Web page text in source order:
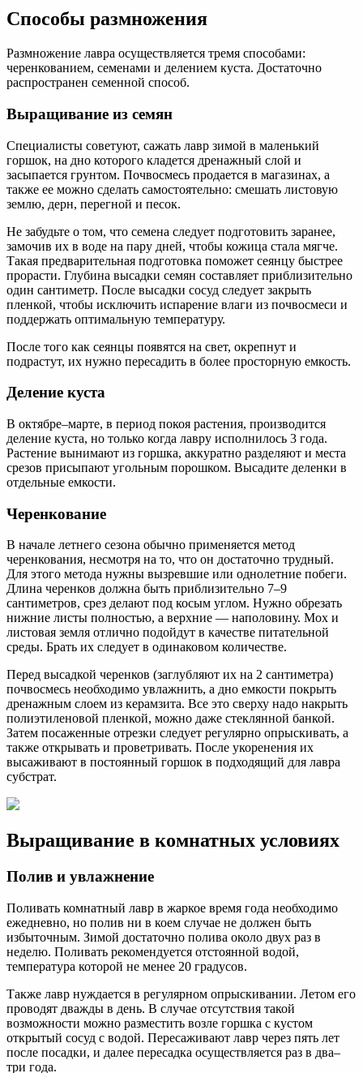
Способы размножения
Размножение лавра осуществляется тремя способами:
черенкованием, семенами и делением куста. Достаточно
распространен семенной способ.
Выращивание из семян
Специалисты советуют, сажать лавр зимой в маленький
горшок, на дно которого кладется дренажный слой и
засыпается грунтом. Почвосмесь продается в магазинах, а
также ее можно сделать самостоятельно: смешать листовую
землю, дерн, перегной и песок.
Не забудьте о том, что семена следует подготовить заранее,
замочив их в воде на пару дней, чтобы кожица стала мягче.
Такая предварительная подготовка поможет сеянцу быстрее
прорасти. Глубина высадки семян составляет приблизительно
один сантиметр. После высадки сосуд следует закрыть
пленкой, чтобы исключить испарение влаги из почвосмеси и
поддержать оптимальную температуру.
После того как сеянцы появятся на свет, окрепнут и
подрастут, их нужно пересадить в более просторную емкость.
Деление куста
В октябре–марте, в период покоя растения, производится
деление куста, но только когда лавру исполнилось 3 года.
Растение вынимают из горшка, аккуратно разделяют и места
срезов присыпают угольным порошком. Высадите деленки в
отдельные емкости.
Черенкование
В начале летнего сезона обычно применяется метод
черенкования, несмотря на то, что он достаточно трудный.
Для этого метода нужны вызревшие или однолетние побеги.
Длина черенков должна быть приблизительно 7–9
сантиметров, срез делают под косым углом. Нужно обрезать
нижние листы полностью, а верхние ― наполовину. Мох и
листовая земля отлично подойдут в качестве питательной
среды. Брать их следует в одинаковом количестве.
Перед высадкой черенков (заглубляют их на 2 сантиметра)
почвосмесь необходимо увлажнить, а дно емкости покрыть
дренажным слоем из керамзита. Все это сверху надо накрыть
полиэтиленовой пленкой, можно даже стеклянной банкой.
Затем посаженные отрезки следует регулярно опрыскивать, а
также открывать и проветривать. После укоренения их
высаживают в постоянный горшок в подходящий для лавра
субстрат.
Выращивание в комнатных условиях
Полив и увлажнение
Поливать комнатный лавр в жаркое время года необходимо
ежедневно, но полив ни в коем случае не должен быть
избыточным. Зимой достаточно полива около двух раз в
неделю. Поливать рекомендуется отстоянной водой,
температура которой не менее 20 градусов.
Также лавр нуждается в регулярном опрыскивании. Летом его
проводят дважды в день. В случае отсутствия такой
возможности можно разместить возле горшка с кустом
открытый сосуд с водой. Пересаживают лавр через пять лет
после посадки, и далее пересадка осуществляется раз в два–
три года.